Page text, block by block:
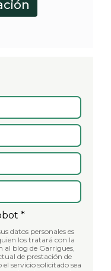
*
datos personales es
al blog de Garrigues,
de prestación de
servicio solicitado sea